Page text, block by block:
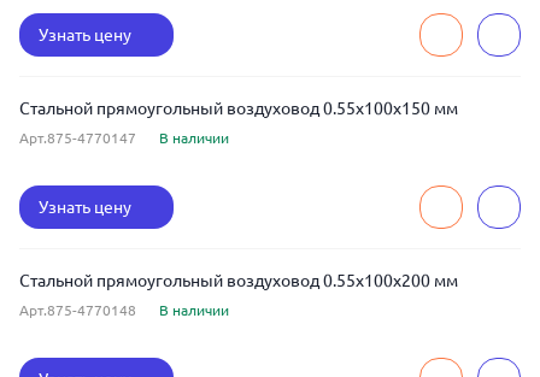
Узнать цену
Стальной прямоугольный воздуховод 0.55x100x150 мм
Арт.875-4770147 В наличии
Узнать цену
Стальной прямоугольный воздуховод 0.55x100x200 мм
Арт.875-4770148 В наличии